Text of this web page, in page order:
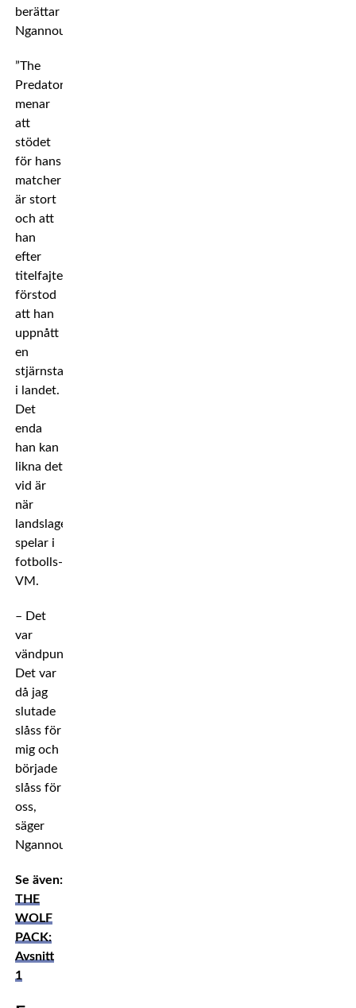
berättar
Ngannou.
”The
Predator”
menar
att
stödet
för hans
matcher
är stort
och att
han
efter
titelfajten
förstod
att han
uppnått
en
stjärnstatus
i landet.
Det
enda
han kan
likna det
vid är
när
landslaget
spelar i
fotbolls-
VM.
– Det
var
vändpunkten.
Det var
då jag
slutade
slåss för
mig och
började
slåss för
oss,
säger
Ngannou.
Se även:
THE
WOLF
PACK:
Avsnitt
1